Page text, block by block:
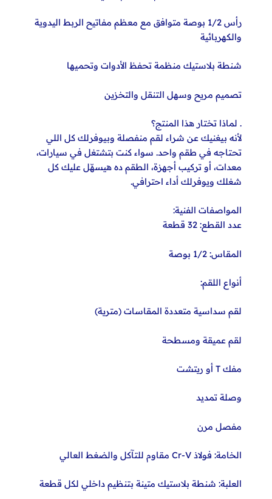
رأس 1/2 بوصة متوافق مع معظم مفاتيح الربط اليدوية
والكهربائية
شنطة بلاستيك منظمة تحفظ الأدوات وتحميها
تصميم مريح وسهل التنقل والتخزين
. لماذا تختار هذا المنتج؟
لأنه بيغنيك عن شراء لقم منفصلة وبيوفرلك كل اللي
تحتاجه في طقم واحد. سواء كنت بتشتغل في سيارات،
معدات، أو تركيب أجهزة، الطقم ده هيسهّل عليك كل
شغلك ويوفرلك أداء احترافي.
المواصفات الفنية:
عدد القطع: 32 قطعة
المقاس: 1/2 بوصة
أنواع اللقم:
لقم سداسية متعددة المقاسات (مترية)
لقم عميقة ومسطحة
مفك T أو ريتشت
وصلة تمديد
مفصل مرن
الخامة: فولاذ Cr-V مقاوم للتآكل والضغط العالي
العلبة: شنطة بلاستيك متينة بتنظيم داخلي لكل قطعة